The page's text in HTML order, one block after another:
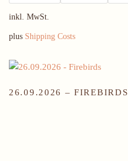
inkl. MwSt.
plus Shipping Costs
26.09.2026 – FIREBIRDS